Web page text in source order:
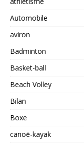
Automobile
aviron
Badminton
Basket-ball
Beach Volley
Bilan
Boxe
canoë-kayak